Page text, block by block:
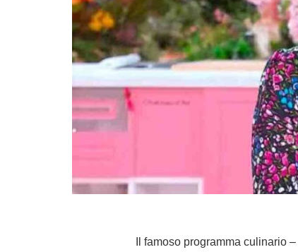
Il famoso programma culinario